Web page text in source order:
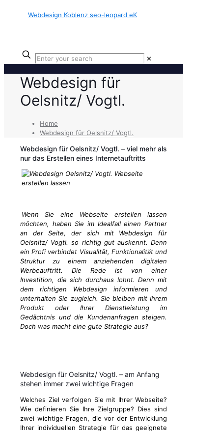
✕
Webdesign für
Oelsnitz/ Vogtl.
Home
Webdesign für Oelsnitz/ Vogtl.
Webdesign für Oelsnitz/ Vogtl. – viel mehr als
nur das Erstellen eines Internetauftritts
Wenn Sie eine Webseite erstellen lassen
möchten, haben Sie im Idealfall einen Partner
an der Seite, der sich mit Webdesign für
Oelsnitz/ Vogtl. so richtig gut auskennt. Denn
ein Profi verbindet Visualität, Funktionalität und
Struktur zu einem anziehenden digitalen
Werbeauftritt. Die Rede ist von einer
Investition, die sich durchaus lohnt. Denn mit
dem richtigen Webdesign informieren und
unterhalten Sie zugleich. Sie bleiben mit Ihrem
Produkt oder Ihrer Dienstleistung im
Gedächtnis und die Kundenanfragen steigen.
Doch was macht eine gute Strategie aus?
Webdesign für Oelsnitz/ Vogtl. – am Anfang
stehen immer zwei wichtige Fragen
Welches Ziel verfolgen Sie mit Ihrer Webseite?
Wie definieren Sie Ihre Zielgruppe? Dies sind
zwei wichtige Fragen, die vor der Entwicklung
Ihrer individuellen Strategie für das geeignete